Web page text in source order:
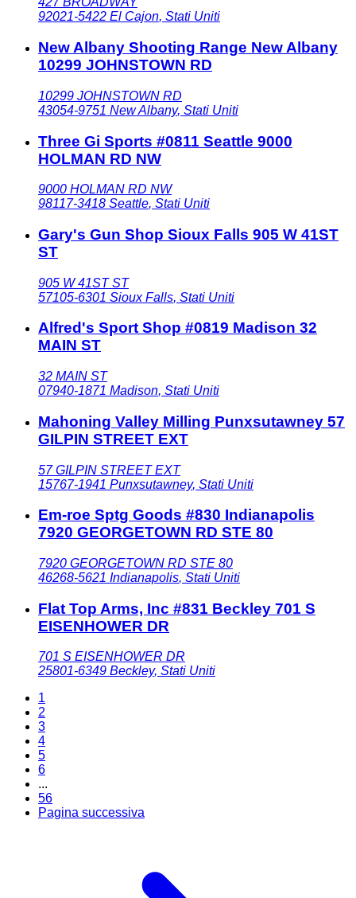
92021-5422 El Cajon, Stati Uniti
New Albany Shooting Range New Albany
10299 JOHNSTOWN RD
10299 JOHNSTOWN RD
43054-9751 New Albany, Stati Uniti
Three Gi Sports #0811 Seattle 9000
HOLMAN RD NW
9000 HOLMAN RD NW
98117-3418 Seattle, Stati Uniti
Gary's Gun Shop Sioux Falls 905 W 41ST
ST
905 W 41ST ST
57105-6301 Sioux Falls, Stati Uniti
Alfred's Sport Shop #0819 Madison 32
MAIN ST
32 MAIN ST
07940-1871 Madison, Stati Uniti
Mahoning Valley Milling Punxsutawney 57
GILPIN STREET EXT
57 GILPIN STREET EXT
15767-1941 Punxsutawney, Stati Uniti
Em-roe Sptg Goods #830 Indianapolis
7920 GEORGETOWN RD STE 80
7920 GEORGETOWN RD STE 80
46268-5621 Indianapolis, Stati Uniti
Flat Top Arms, Inc #831 Beckley 701 S
EISENHOWER DR
701 S EISENHOWER DR
25801-6349 Beckley, Stati Uniti
1
2
3
4
5
6
...
56
Pagina successiva